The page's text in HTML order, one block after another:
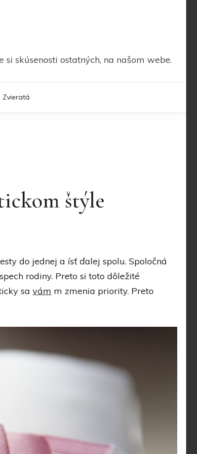
skúsenosti ostatných, na našom webe.
Zvieratá
štýle
do jednej a ísť ďalej spolu. Spoločná
rodiny. Preto si toto dôležité
sa vám m zmenia priority. Preto